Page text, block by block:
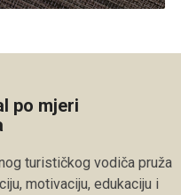
po mjeri
turističkog vodiča pruža
motivaciju, edukaciju i